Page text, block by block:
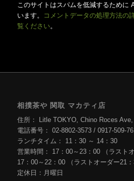
このサイトはスパムを低減するために
います。
コメントデータの処理方法の
覧ください。
相撲茶や 関取 マカティ店
住所： Litle TOKYO, Chino Roces
電話番号： 02-8802-3573 / 0917-509-
ランチタイム： 11：30 ～ 14：30
営業時間： 17：00～23：00 （ラスト
17：00～22：00 （ラストオーダー21：
定休日：月曜日